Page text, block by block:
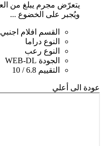
ويُجبر على الخضوع ...
القسم
افلام اجنبي
النوع دراما
النوع رعب
الجودة WEB-DL
التقييم 6.8 / 10
عودة الى أعلي